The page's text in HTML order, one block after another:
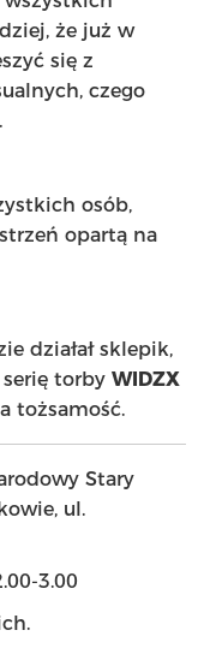
że już w
się z
czego
osób,
opartą na
działał sklepik,
torby WIDZX
tożsamość.
Stary
ul.
3.00